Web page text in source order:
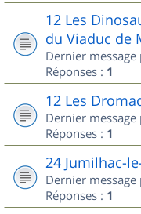
12 Les
du Viaduc de
Dernier message
Réponses : 1
12 Les
Dernier message
Réponses : 1
24 Jumilhac-
Dernier message
Réponses : 1